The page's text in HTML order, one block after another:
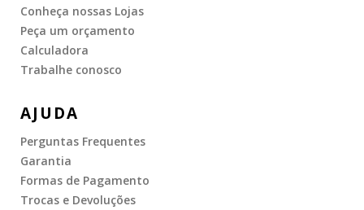
Conheça nossas Lojas
Peça um orçamento
Calculadora
Trabalhe conosco
AJUDA
Perguntas Frequentes
Garantia
Formas de Pagamento
Trocas e Devoluções